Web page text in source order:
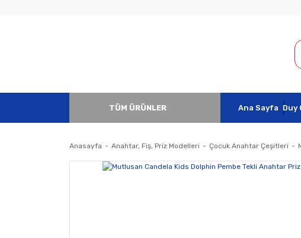
TÜM ÜRÜNLER Ana Sayfa Duy
Anasayfa Anahtar, Fiş, Priz Modelleri Çocuk Anahtar Çeşitleri